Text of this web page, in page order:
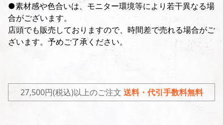
●素材感や色合いは、モニター環境等により若干異なる場
合がございます。
店頭でも販売しておりますので、時間差で売れる場合がご
ざいます。予めご了承ください。
27,500円(税込)以上のご注文 送料・代引手数料無料